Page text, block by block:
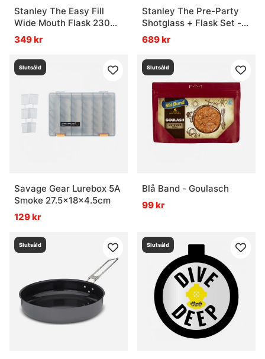
Stanley The Easy Fill
Wide Mouth Flask 230ml
- Hammertone Green
349 kr
Stanley The Pre-Party
Shotglass + Flask Set -
Hammertone Green
689 kr
Slutsåld
Savage Gear Lurebox 5A
Smoke 27.5x18x4.5cm
129 kr
Slutsåld
Blå Band - Goulasch
99 kr
Slutsåld Slutsåld